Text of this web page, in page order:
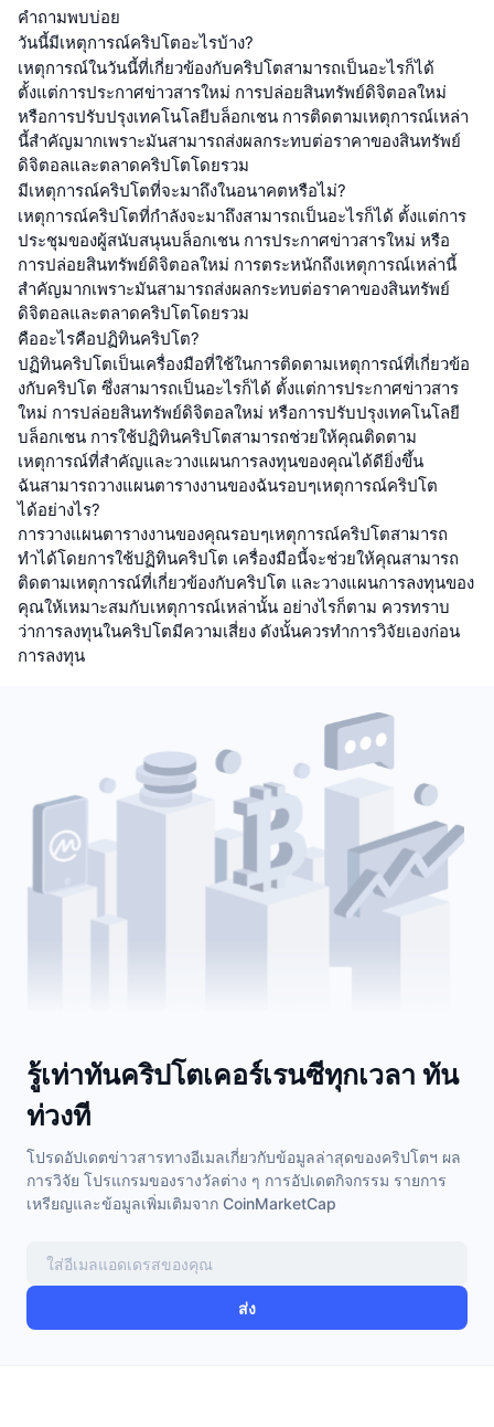
คำถามพบบ่อย
วันนี้มีเหตุการณ์คริปโตอะไรบ้าง?
เหตุการณ์ในวันนี้ที่เกี่ยวข้องกับคริปโตสามารถเป็นอะไรก็ได้
ตั้งแต่การประกาศข่าวสารใหม่ การปล่อยสินทรัพย์ดิจิตอลใหม่
หรือการปรับปรุงเทคโนโลยีบล็อกเชน การติดตามเหตุการณ์เหล่า
นี้สำคัญมากเพราะมันสามารถส่งผลกระทบต่อราคาของสินทรัพย์
ดิจิตอลและตลาดคริปโตโดยรวม
มีเหตุการณ์คริปโตที่จะมาถึงในอนาคตหรือไม่?
เหตุการณ์คริปโตที่กำลังจะมาถึงสามารถเป็นอะไรก็ได้ ตั้งแต่การ
ประชุมของผู้สนับสนุนบล็อกเชน การประกาศข่าวสารใหม่ หรือ
การปล่อยสินทรัพย์ดิจิตอลใหม่ การตระหนักถึงเหตุการณ์เหล่านี้
สำคัญมากเพราะมันสามารถส่งผลกระทบต่อราคาของสินทรัพย์
ดิจิตอลและตลาดคริปโตโดยรวม
คืออะไรคือปฏิทินคริปโต?
ปฏิทินคริปโตเป็นเครื่องมือที่ใช้ในการติดตามเหตุการณ์ที่เกี่ยวข้อ
งกับคริปโต ซึ่งสามารถเป็นอะไรก็ได้ ตั้งแต่การประกาศข่าวสาร
ใหม่ การปล่อยสินทรัพย์ดิจิตอลใหม่ หรือการปรับปรุงเทคโนโลยี
บล็อกเชน การใช้ปฏิทินคริปโตสามารถช่วยให้คุณติดตาม
เหตุการณ์ที่สำคัญและวางแผนการลงทุนของคุณได้ดียิ่งขึ้น
ฉันสามารถวางแผนตารางงานของฉันรอบๆเหตุการณ์คริปโต
ได้อย่างไร?
การวางแผนตารางงานของคุณรอบๆเหตุการณ์คริปโตสามารถ
ทำได้โดยการใช้ปฏิทินคริปโต เครื่องมือนี้จะช่วยให้คุณสามารถ
ติดตามเหตุการณ์ที่เกี่ยวข้องกับคริปโต และวางแผนการลงทุนของ
คุณให้เหมาะสมกับเหตุการณ์เหล่านั้น อย่างไรก็ตาม ควรทราบ
ว่าการลงทุนในคริปโตมีความเสี่ยง ดังนั้นควรทำการวิจัยเองก่อน
การลงทุน
รู้เท่าทันคริปโตเคอร์เรนซีทุกเวลา ทัน
ท่วงที
โปรดอัปเดตข่าวสารทางอีเมลเกี่ยวกับข้อมูลล่าสุดของคริปโตฯ ผล
การวิจัย โปรแกรมของรางวัลต่าง ๆ การอัปเดตกิจกรรม รายการ
เหรียญและข้อมูลเพิ่มเติมจาก CoinMarketCap
ส่ง